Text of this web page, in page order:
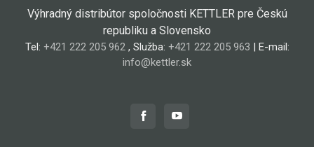
Výhradný distribútor spoločnosti KETTLER pre Českú
republiku a Slovensko
Tel: +421 222 205 962, Služba: +421 222 205 963 | E-mail:
info@kettler.sk